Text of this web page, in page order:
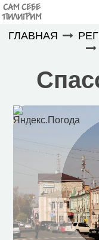
САМ СЕБЕ
ПИЛИГРИМ
ГЛАВНАЯ